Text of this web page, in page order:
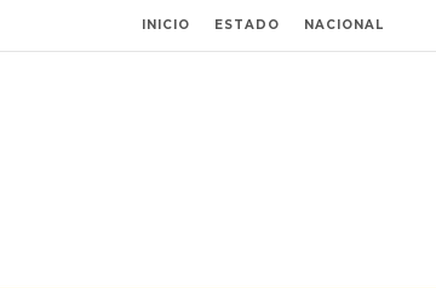
INICIO ESTADO NACIONAL